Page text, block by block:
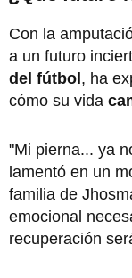
Con la
a un futuro
del fútbol , ha
cómo su vida
"Mi pierna... ya
lamentó en un
familia de
emocional
recuperación